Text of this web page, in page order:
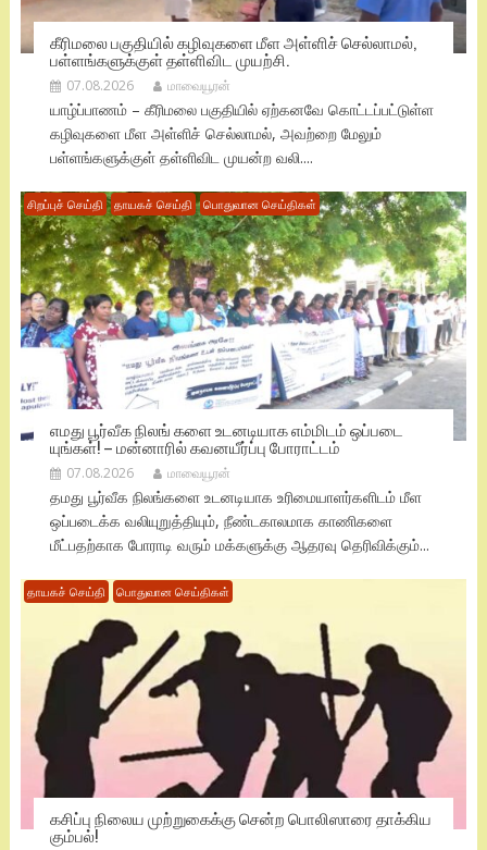
கீரிமலை பகுதியில் கழிவுகளை மீள அள்ளிச் செல்லாமல்,
பள்ளங்களுக்குள் தள்ளிவிட முயற்சி.
07.08.2026 மாவையூரன்
யாழ்ப்பாணம் – கீரிமலை பகுதியில் ஏற்கனவே கொட்டப்பட்டுள்ள
கழிவுகளை மீள அள்ளிச் செல்லாமல், அவற்றை மேலும்
பள்ளங்களுக்குள் தள்ளிவிட முயன்ற வலி....
சிறப்புச் செய்தி தாயகச் செய்தி பொதுவான செய்திகள்
எமது பூர்வீக நிலங் களை உடனடியாக எம்மிடம் ஒப்படை
யுங்கள்! – மன்னாரில் கவனயீர்ப்பு போராட்டம்
07.08.2026 மாவையூரன்
தமது பூர்வீக நிலங்களை உடனடியாக உரிமையாளர்களிடம் மீள
ஒப்படைக்க வலியுறுத்தியும், நீண்டகாலமாக காணிகளை
மீட்பதற்காக போராடி வரும் மக்களுக்கு ஆதரவு தெரிவிக்கும்...
தாயகச் செய்தி பொதுவான செய்திகள்
கசிப்பு நிலைய முற்றுகைக்கு சென்ற பொலிஸாரை தாக்கிய
கும்பல்!